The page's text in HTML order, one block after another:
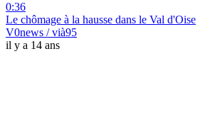
0:36
Le chômage à la hausse dans le Val d'Oise
V0news / vià95
il y a 14 ans